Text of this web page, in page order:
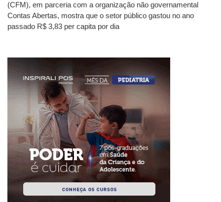
(CFM), em parceria com a organização não governamental
Contas Abertas, mostra que o setor público gastou no ano
passado R$ 3,83 per capita por dia